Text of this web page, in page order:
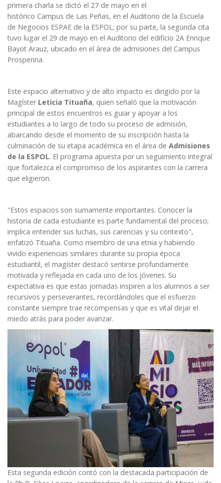
primera charla se dictó el 27 de mayo en el
histórico Campus de Las Peñas, en el Auditorio de la Escuela
de Negocios ESPAE de la ESPOL; por su parte, la segunda cita
tuvo lugar el 29 de mayo en el Auditorio del edificio 2A Enrique
Bayot Arauz, ubicado en el área de admisiones del Campus
Prosperina.
Este espacio alternativo y de alto impacto es dirigido por la
MagísterLeticia Tituaña, quien señaló que la motivación
principal de estos encuentros es guiar y apoyar a los
estudiantes a lo largo de todo su proceso de admisión,
abarcando desde el momento de su inscripción hasta la
culminación de su etapa académica en el área de Admisiones
de la ESPOL. El programa apuesta por un seguimiento integral
que fortalezca el compromiso de los aspirantes con la carrera
que eligieron.
"Estos espacios son sumamente importantes. Conocer la
historia de cada estudiante es parte fundamental del proceso;
implica entender sus luchas, sus carencias y su contexto",
enfatizó Tituaña. Como miembro de una etnia y habiendo
vivido experiencias similares durante su propia época
estudiantil, el magíster destacó sentirse profundamente
motivada y reflejada en cada uno de los jóvenes. Su
expectativa es que estas jornadas inspiren a los alumnos a ser
recursivos y perseverantes, recordándoles que el esfuerzo
constante siempre trae recompensas y que es vital dejar el
miedo atrás para poder avanzar.
Esta segunda edición contó con la destacada participación de